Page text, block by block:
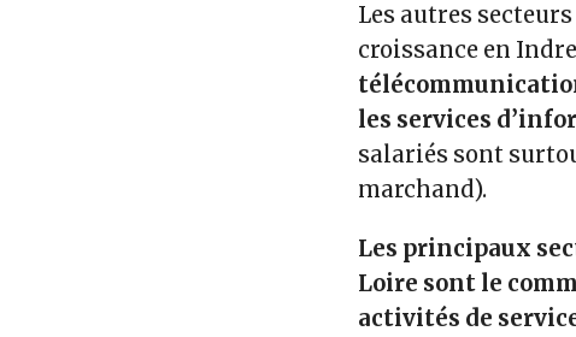
Les autres
croissance en
les services
salariés sont
marchand).
Les principaux
Loire sont le
activités de